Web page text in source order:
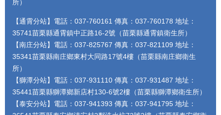
所）
【通霄分站】電話：037-760161 傳真：037-760178 地址：
35741苗栗縣通霄鎮中正路16-2號（苗栗縣通霄鎮衛生所）
【南庄分站】電話：037-825767 傳真：037-821109 地址：
35341苗栗縣南庄鄉東村大同路17號4樓（苗栗縣南庄鄉衛生
所）
【獅潭分站】電話：037-931110 傳真：037-931487 地址：
35441苗栗縣獅潭鄉新店村130-6號2樓（苗栗縣獅潭鄉衛生所）
【泰安分站】電話：037-941393 傳真：037-941795 地址：